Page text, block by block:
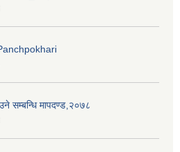
सम्बन्धि मापदण्ड,२०७८